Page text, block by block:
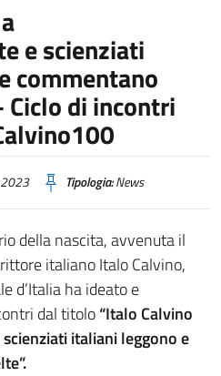
e scienziati
commentano
Ciclo di incontri
Tipologia:News
della nascita, avvenuta il
italiano Italo Calvino,
d’Italia ha ideato e
dal titolo“Italo Calvino
italiani leggono e